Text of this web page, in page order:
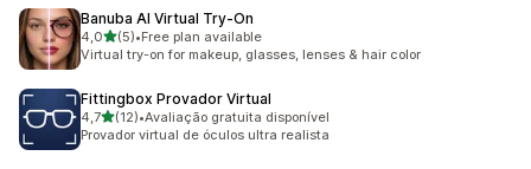
Banuba AI Virtual Try‑On
4,0de 5 estrelas
(5)
5 total de avaliações
•Free plan available
Virtual try-on for makeup, glasses, lenses & hair color
Fittingbox Provador Virtual
4,7de 5 estrelas
(12)
12 total de avaliações
•Avaliação gratuita disponível
Provador virtual de óculos ultra realista